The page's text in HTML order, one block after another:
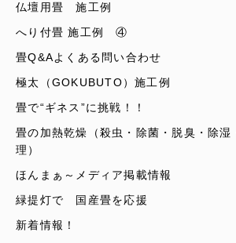
仏壇用畳 施工例
へり付畳 施工例 ④
畳Q&Aよくある問い合わせ
極太（GOKUBUTO）施工例
畳で“ギネス”に挑戦！！
畳の加熱乾燥（殺虫・除菌・脱臭・除湿
理）
ほんまぁ～メディア掲載情報
緑提灯で 国産畳を応援
新着情報！